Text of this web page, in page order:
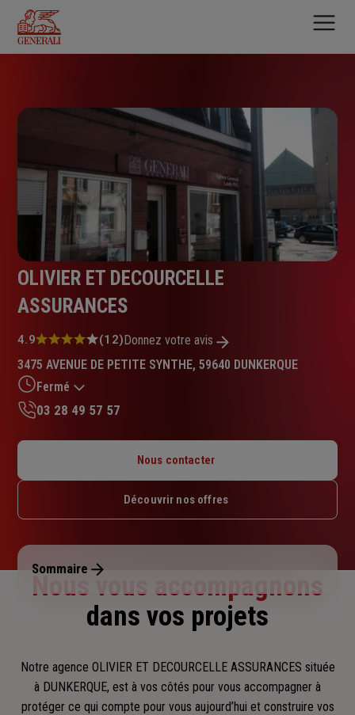
contenu
principal
OLIVIER ET DECOURCELLE
ASSURANCES
Note
4.9
sur
5
étoiles
4.9 (12)Donnez votre avis
3475 AVENUE DE PETITE SYNTHE, 59640 DUNKERQUE
Fermé
Jeudi : 09h – 12h
Dimanche : Fermé
03 28 49 57 57
Nous contacter
Découvrir nos offres
Sommaire
Nous vous accompagnons
dans vos projets
Notre agence OLIVIER ET DECOURCELLE ASSURANCES située
à DUNKERQUE, est à vos côtés pour vous accompagner à
protéger ce qui compte pour vous aujourd’hui et construire vos